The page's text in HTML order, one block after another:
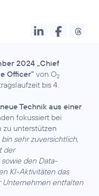
2024 „Chief
Officer” von O2
bis 4.
Technik aus einer
fokussiert bei
zu unterstützen
bin sehr zuversichtlich,
der
den Data-
KI-Aktivitäten das
Unternehmen entfalten